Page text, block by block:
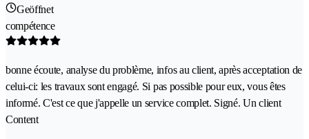
Geöffnet
compétence
bonne écoute, analyse du problème, infos au client, après acceptation de
celui-ci: les travaux sont engagé. Si pas possible pour eux, vous êtes
informé. C'est ce que j'appelle un service complet. Signé. Un client
Content